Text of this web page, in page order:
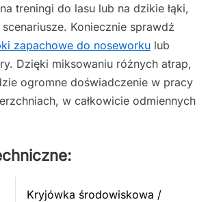
treningi do lasu lub na dzikie łąki,
Koniecznie sprawdź
zapachowe do noseworku lub
Dzięki miksowaniu różnych atrap,
ogromne doświadczenie w pracy
w całkowicie odmiennych
Kryjówka środowiskowa /